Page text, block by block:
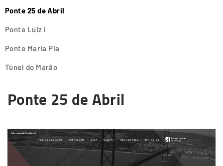
Ponte 25 de Abril
Ponte Luiz I
Ponte Maria Pia
Túnel do Marão
Ponte 25 de Abril